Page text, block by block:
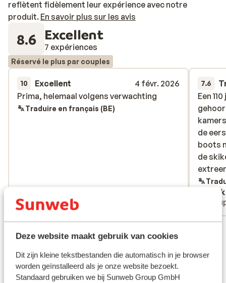
Deze website maakt gebruik van cookies
Dit zijn kleine tekstbestanden die automatisch in je browser
worden geïnstalleerd als je onze website bezoekt.
Standaard gebruiken we bij Sunweb Group GmbH
reflètent fidèlement leur expérience avec notre
produit. En savoir plus sur les avis
8.6 Excellent
7 expériences
Réservé le plus par couples
10 Excellent
4 févr. 2026
Prima, helemaal volgens verwachting
Prima, helemaal volgens verwachting
Traduire en français (BE)
Amis
7.6
Een
de
boots
de
Een
de
boots
de
Nick